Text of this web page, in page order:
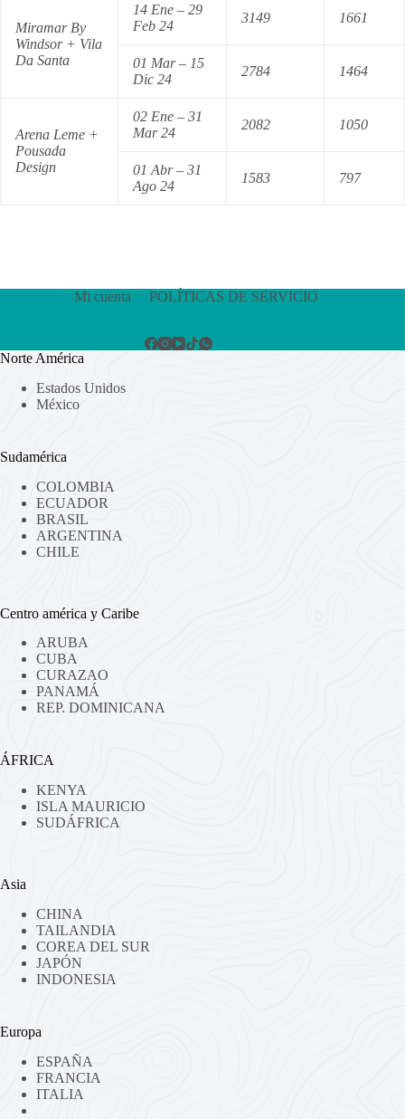
Miramar By
Windsor + Vila
Da Santa
14 Ene – 29
Feb 24
3149 1661
01 Mar – 15
Dic 24
2784 1464
Arena Leme +
Pousada
Design
02 Ene – 31
Mar 24
2082 1050
01 Abr – 31
Ago 24
1583 797
Mi cuenta POLÍTICAS DE SERVICIO
Norte América
Estados Unidos
México
Sudamérica
COLOMBIA
ECUADOR
BRASIL
ARGENTINA
CHILE
Centro américa y Caribe
ARUBA
CUBA
CURAZAO
PANAMÁ
REP. DOMINICANA
ÁFRICA
KENYA
ISLA MAURICIO
SUDÁFRICA
Asia
CHINA
TAILANDIA
COREA DEL SUR
JAPÓN
INDONESIA
Europa
ESPAÑA
FRANCIA
ITALIA